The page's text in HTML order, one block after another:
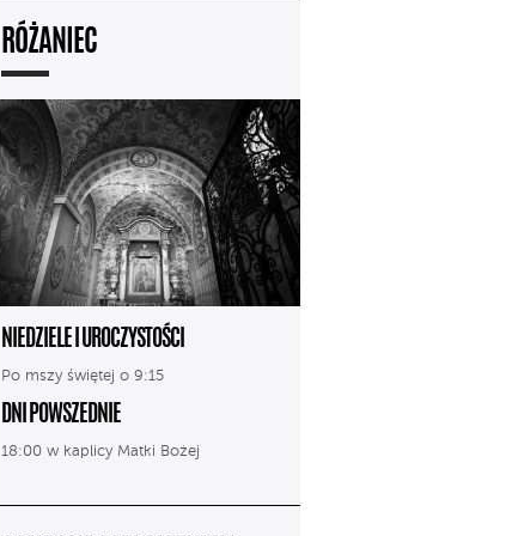
RÓŻANIEC
NIEDZIELE I UROCZYSTOŚCI
Po mszy świętej o 9:15
DNI POWSZEDNIE
18:00 w kaplicy Matki Bożej